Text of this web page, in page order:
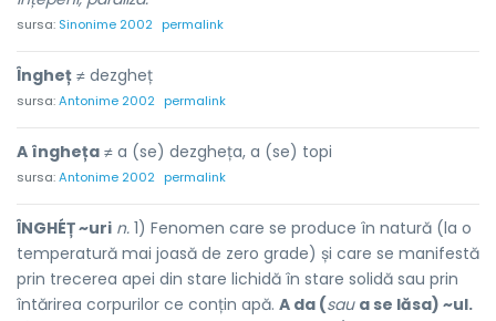
sursa: Sinonime 2002 permalink
Îngheț ≠ dezgheț
sursa:Antonime 2002 permalink
A îngheța ≠ a (se) dezgheța, a (se) topi
sursa:Antonime 2002 permalink
ÎNGHÉȚ ~uri n. 1) Fenomen care se produce în natură (la o
temperatură mai joasă de zero grade) și care se manifestă
prin trecerea apei din stare lichidă în stare solidă sau prin
întărirea corpurilor ce conțin apă. A da (sau a se lăsa) ~ul.